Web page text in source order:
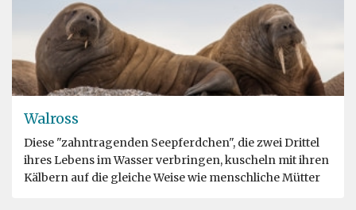
Walross
Diese "zahntragenden Seepferdchen", die zwei Drittel
ihres Lebens im Wasser verbringen, kuscheln mit ihren
Kälbern auf die gleiche Weise wie menschliche Mütter